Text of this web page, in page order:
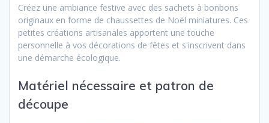
Créez une ambiance festive avec des sachets à bonbons
originaux en forme de chaussettes de Noël miniatures. Ces
petites créations artisanales apportent une touche
personnelle à vos décorations de fêtes et s'inscrivent dans
une démarche écologique.
Matériel nécessaire et patron de
découpe